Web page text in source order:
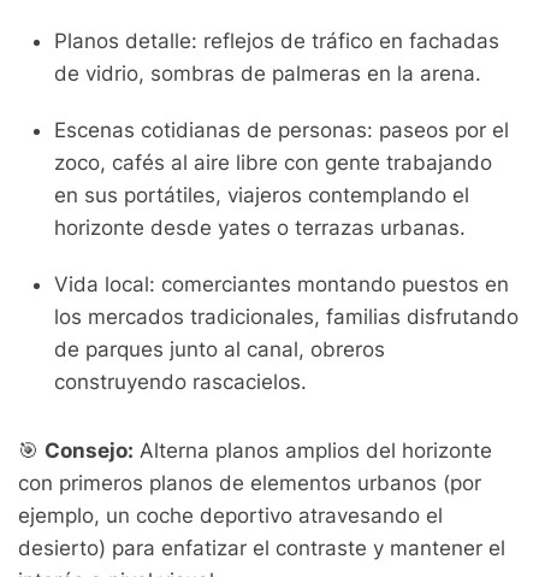
Planos detalle: reflejos de tráfico en fachadas
de vidrio, sombras de palmeras en la arena.
Escenas cotidianas de personas: paseos por el
zoco, cafés al aire libre con gente trabajando
en sus portátiles, viajeros contemplando el
horizonte desde yates o terrazas urbanas.
Vida local: comerciantes montando puestos en
los mercados tradicionales, familias disfrutando
de parques junto al canal, obreros
construyendo rascacielos.
🎯 Consejo: Alterna planos amplios del horizonte
con primeros planos de elementos urbanos (por
ejemplo, un coche deportivo atravesando el
desierto) para enfatizar el contraste y mantener el